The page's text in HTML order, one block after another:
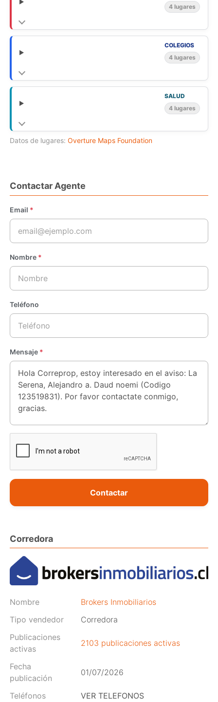
4 lugares
COLEGIOS
4 lugares
SALUD
4 lugares
Datos de lugares: Overture Maps Foundation
Contactar Agente
Email *
Nombre *
Teléfono
Mensaje *
Contactar
Corredora
Nombre
Brokers Inmobiliarios
Tipo vendedor
Corredora
Publicaciones
activas
2103 publicaciones activas
Fecha
publicación
01/07/2026
Teléfonos VER TELEFONOS